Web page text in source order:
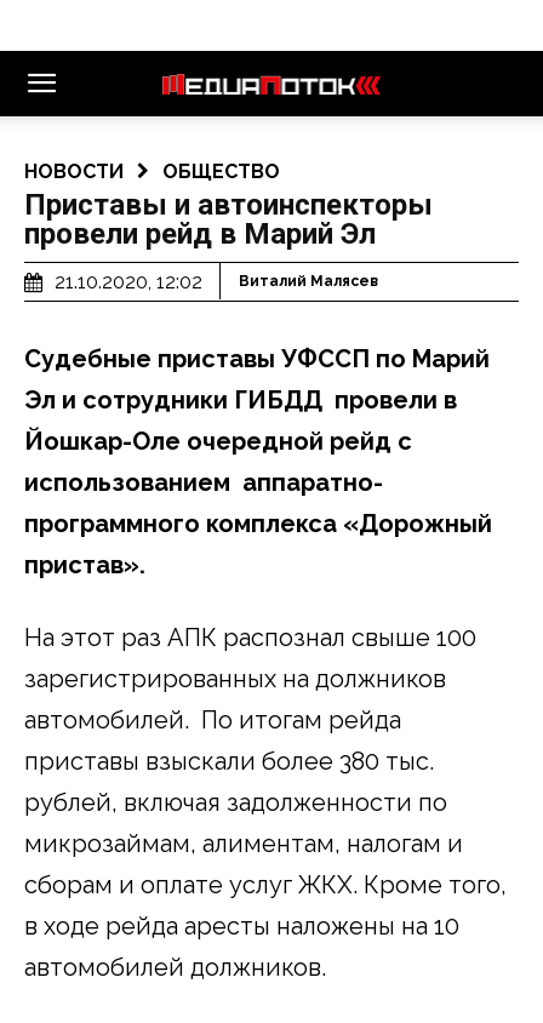
НОВОСТИ ОБЩЕСТВО
Приставы и автоинспекторы
провели рейд в Марий Эл
21.10.2020, 12:02 Виталий Малясев
Судебные приставы УФССП по Марий
Эл и сотрудники ГИБДД провели в
Йошкар-Оле очередной рейд с
использованием аппаратно-
программного комплекса «Дорожный
пристав».
На этот раз АПК распознал свыше 100
зарегистрированных на должников
автомобилей. По итогам рейда
приставы взыскали более 380 тыс.
рублей, включая задолженности по
микрозаймам, алиментам, налогам и
сборам и оплате услуг ЖКХ. Кроме того,
в ходе рейда аресты наложены на 10
автомобилей должников.